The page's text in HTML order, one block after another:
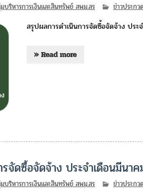
บริหารการเงินและสินทรัพย์ สพม.สร ข่าวประก
สรุปผลการดำเนินการจัดซื้อจัดจ้าง ประ
» Read more
จัดซื้อจัดจ้าง ประจำเดือนมีนา
บริหารการเงินและสินทรัพย์ สพม.สร ข่าวประก